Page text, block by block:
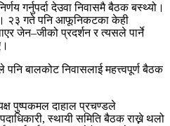
गर्नुपर्दा देउवा निवासमै बैठक बस्थ्यो।
२३ गते पनि आफूनिकटका केही
जेन–जीको प्रदर्शन र त्यसले पार्ने
बालकोट निवासलाई महत्त्वपूर्ण बैठक
पुष्पकमल दाहाल प्रचण्डले
स्थायी समिति बैठक राख्ने थलो